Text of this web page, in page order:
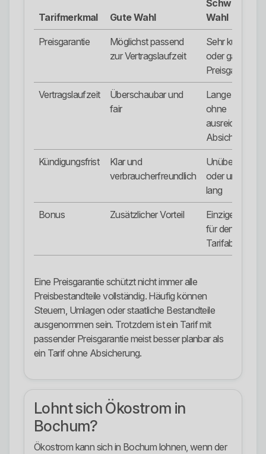
Tarifmerkmal Gute Wahl
Schwache
Wahl
Preisgarantie
Möglichst passend
zur Vertragslaufzeit
Sehr kurze
oder gar keine
Preisgarantie
Vertragslaufzeit
Überschaubar und
fair
Lange Bindung
ohne
ausreichende
Absicherung
Kündigungsfrist
Klar und
verbraucherfreundlich
oder unnötig
lang
Bonus Zusätzlicher Vorteil
Einziger Grund
für den
Tarifabschluss
Eine Preisgarantie schützt nicht immer alle
Preisbestandteile vollständig. Häufig können
Steuern, Umlagen oder staatliche Bestandteile
ausgenommen sein. Trotzdem ist ein Tarif mit
passender Preisgarantie meist besser planbar als
ein Tarif ohne Absicherung.
Lohnt sich Ökostrom in
Bochum?
Ökostrom kann sich in Bochum lohnen, wenn der